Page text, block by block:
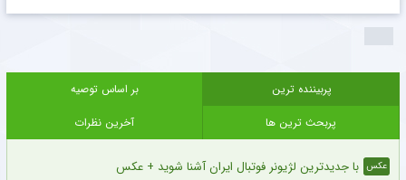
پربیننده ترین
بر اساس توصیه
پربحث ترین ها
آخرین نظرات
عکس با جدیدترین لژیونر فوتبال ایران آشنا شوید + عکس